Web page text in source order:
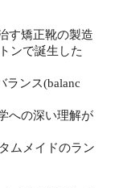
す矯正靴の製造
ンで誕生した
ランス(balanc
への深い理解が
ムメイドのラン